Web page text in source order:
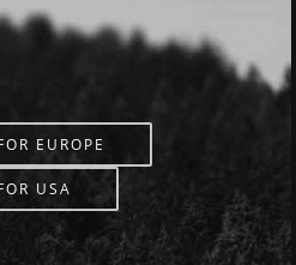
EUROPE
USA